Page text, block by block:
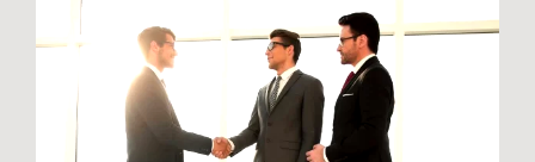
potencien su crecimiento en los niveles
esperados combinando una serie de buenas
prácticas y diversas metodologías.